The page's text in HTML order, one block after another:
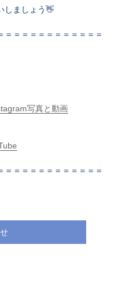
しましょう👋
＝＝＝＝＝＝＝＝＝＝＝＝
写真と動画
＝＝＝＝＝＝＝＝＝＝＝＝